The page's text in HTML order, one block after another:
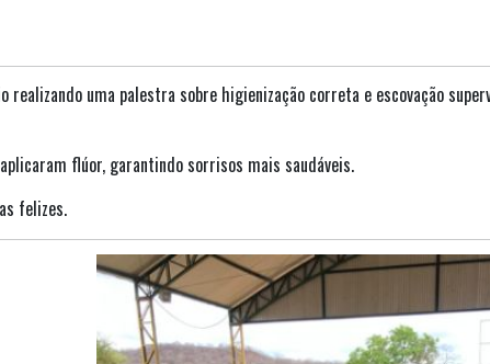
realizando uma palestra sobre higienização correta e escovação
flúor, garantindo sorrisos mais saudáveis.
felizes.